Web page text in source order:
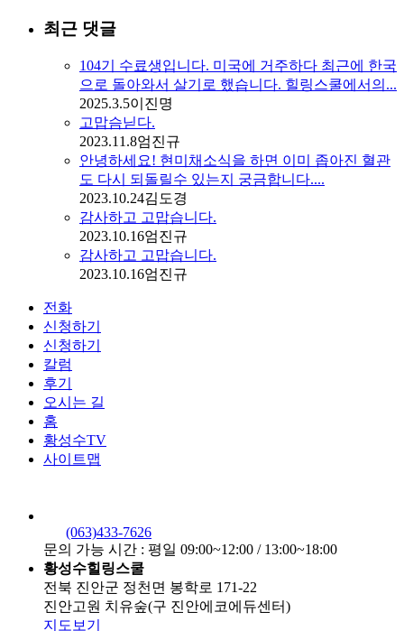
최근 댓글
104기 수료생입니다. 미국에 거주하다 최근에 한국
으로 돌아와서 살기로 했습니다. 힐링스쿨에서의...
2025.3.5이진명
고맙슴닏다.
2023.11.8엄진규
안녕하세요! 현미채소식을 하면 이미 좁아진 혈관
도 다시 되돌릴수 있는지 궁금합니다....
2023.10.24김도경
감사하고 고맙습니다.
2023.10.16엄진규
감사하고 고맙습니다.
2023.10.16엄진규
전화
신청하기
신청하기
칼럼
후기
오시는 길
홈
황성수TV
사이트맵
(063)433-7626
문의 가능 시간 : 평일 09:00~12:00 / 13:00~18:00
황성수힐링스쿨
전북 진안군 정천면 봉학로 171-22
진안고원 치유숲(구 진안에코에듀센터)
지도보기